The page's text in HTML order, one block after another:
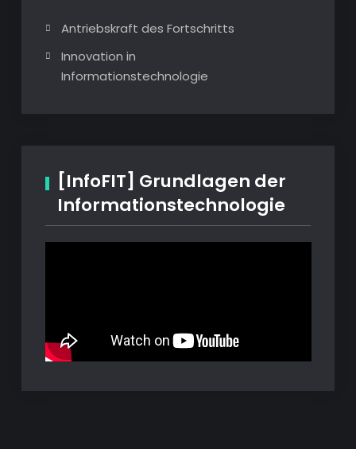
Antriebskraft des Fortschritts
Innovation in
Informationstechnologie
[InfoFIT] Grundlagen der
Informationstechnologie